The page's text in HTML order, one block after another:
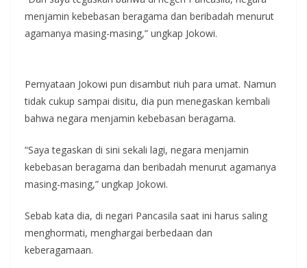
menjamin kebebasan beragama dan beribadah menurut
agamanya masing-masing,” ungkap Jokowi.
Pernyataan Jokowi pun disambut riuh para umat. Namun
tidak cukup sampai disitu, dia pun menegaskan kembali
bahwa negara menjamin kebebasan beragama.
“Saya tegaskan di sini sekali lagi, negara menjamin
kebebasan beragama dan beribadah menurut agamanya
masing-masing,” ungkap Jokowi.
Sebab kata dia, di negari Pancasila saat ini harus saling
menghormati, menghargai berbedaan dan
keberagamaan.